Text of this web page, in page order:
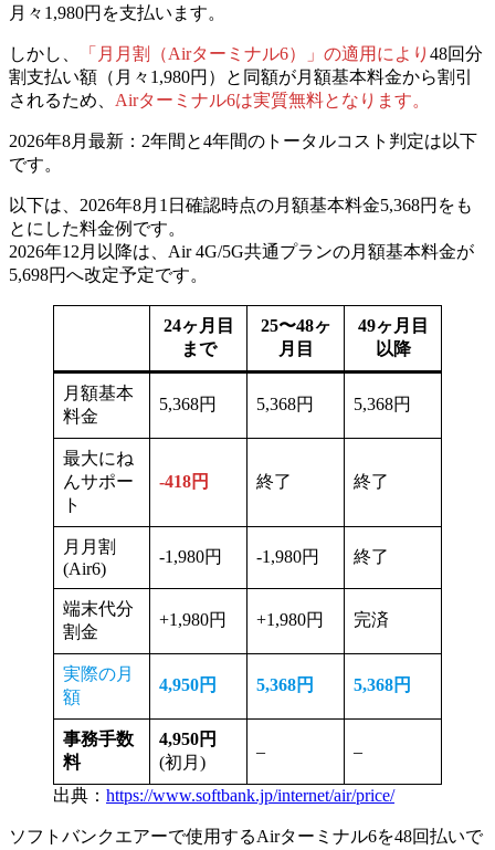
月々1,980円を支払います。
しかし、 「月月割（Airターミナル6）」の適用により 48回分
割支払い額（月々1,980円）と同額が月額基本料金から割引
されるため、 Airターミナル6は実質無料となります。
2026年8月最新 ：2年間と4年間のトータルコスト判定は以下
です。
以下は、2026年8月1日確認時点の月額基本料金5,368円をも
とにした料金例です。
2026年12月以降は、Air 4G/5G共通プランの月額基本料金が
5,698円へ改定予定です。
24ヶ月目
まで
25〜48ヶ
月目
49ヶ月目
以降
月額基本
料金
5,368円 5,368円 5,368円
最大にね
んサポー
ト
-418円 終了 終了
月月割
(Air6)
-1,980円 -1,980円 終了
端末代分
割金
+1,980円 +1,980円 完済
実際の月
額
4,950円 5,368円 5,368円
事務手数
料
4,950円
(初月)
– –
出典： https://www.softbank.jp/internet/air/price/
ソフトバンクエアーで使用するAirターミナル6を48回払いで